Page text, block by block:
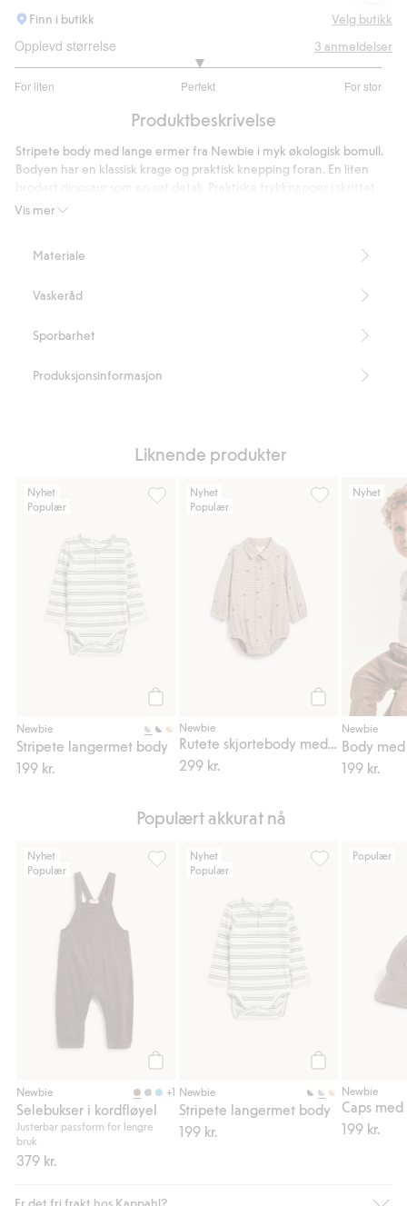
Finn i butikk
Velg butikk
Opplevd størrelse
For liten Perfekt For stor
av
3
stemmer
3 anmeldelser
Produktbeskrivelse
Vis mer
Stripete body med lange ermer fra Newbie i myk økologisk bomull.
Bodyen har en klassisk krage og praktisk knepping foran. En liten
gjør det enkelt å skifte klær.
Praktisk knepping.
Trykknapper i skrittet.
Artikkelnummer
Materiale
Vaskeråd
Sporbarhet
Produksjonsinformasjon
Liknende produkter
Nyhet
Populær
Newbie
Stripete langermet body
199 kr.
Stripete langermet body, Legg til i
Nyhet
Populær
Legg til
Newbie
299 kr.
Rutete
Nyhet
Newbie
Body
199 kr.
Populært akkurat nå
Nyhet
Populær
Newbie +1
Selebukser i kordfløyel
Justerbar passform for lengre
bruk
379 kr.
Selebukser i kordfløyel, Legg til i favoriter
Nyhet
Populær
Newbie
Stripete langermet body
199 kr.
Populær
Newbie
Caps
199 kr.
Er det fri frakt hos Kappahl?